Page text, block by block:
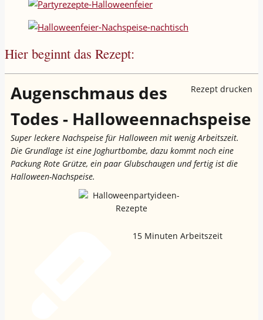
Hier beginnt das Rezept:
Rezept drucken
Augenschmaus des
Todes - Halloweennachspeise
Super leckere Nachspeise für Halloween mit wenig Arbeitszeit.
Die Grundlage ist eine Joghurtbombe, dazu kommt noch eine
Packung Rote Grütze, ein paar Glubschaugen und fertig ist die
Halloween-Nachspeise.
15 Minuten Arbeitszeit